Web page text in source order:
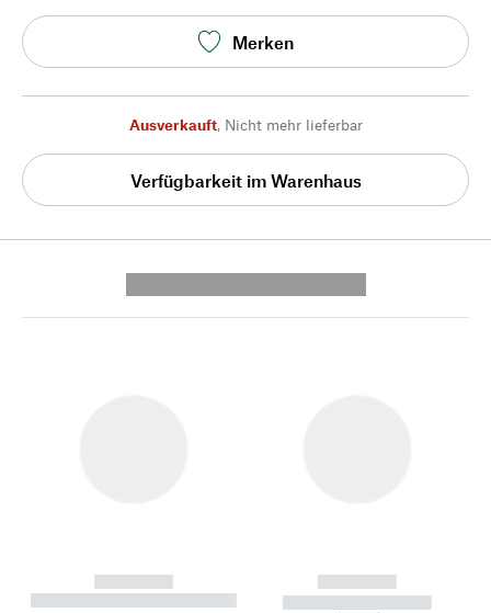
Merken
Ausverkauft, Nicht mehr lieferbar
Verfügbarkeit im Warenhaus
------------
----------- ----------- --------
------------
----------- -----------